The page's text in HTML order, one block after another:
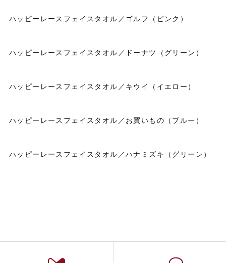
ハッピーレースフェイスタオル／ゴルフ（ピンク）
ハッピーレースフェイスタオル／ドーナツ（グリーン）
ハッピーレースフェイスタオル／キウイ（イエロー）
ハッピーレースフェイスタオル／お買いもの（ブルー）
ハッピーレースフェイスタオル／ハナミズキ（グリーン）